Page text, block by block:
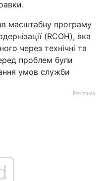
масштабну програму
(RCOH), яка
через технічні та
проблем були
умов служби
Реклама